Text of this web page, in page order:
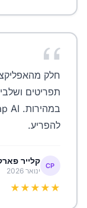
חלק
תפריטים
להפריע.
CP קלייר
ינואר 2026
★★★★★